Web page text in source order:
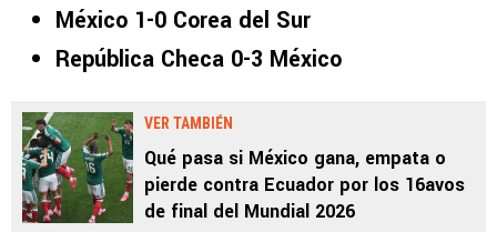
México 1-0 Corea del Sur
República Checa 0-3 México
VER TAMBIÉN
Qué pasa si México gana, empata o
pierde contra Ecuador por los 16avos
de final del Mundial 2026